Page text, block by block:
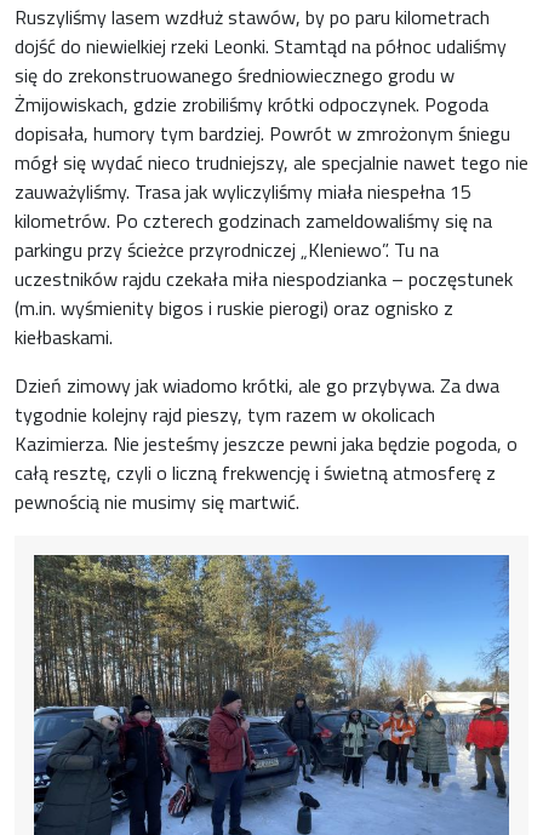
Ruszyliśmy lasem wzdłuż stawów, by po paru kilometrach
dojść do niewielkiej rzeki Leonki. Stamtąd na północ udaliśmy
się do zrekonstruowanego średniowiecznego grodu w
Żmijowiskach, gdzie zrobiliśmy krótki odpoczynek. Pogoda
dopisała, humory tym bardziej. Powrót w zmrożonym śniegu
mógł się wydać nieco trudniejszy, ale specjalnie nawet tego nie
zauważyliśmy. Trasa jak wyliczyliśmy miała niespełna 15
kilometrów. Po czterech godzinach zameldowaliśmy się na
parkingu przy ścieżce przyrodniczej „Kleniewo”. Tu na
uczestników rajdu czekała miła niespodzianka – poczęstunek
(m.in. wyśmienity bigos i ruskie pierogi) oraz ognisko z
kiełbaskami.
Dzień zimowy jak wiadomo krótki, ale go przybywa. Za dwa
tygodnie kolejny rajd pieszy, tym razem w okolicach
Kazimierza. Nie jesteśmy jeszcze pewni jaka będzie pogoda, o
całą resztę, czyli o liczną frekwencję i świetną atmosferę z
pewnością nie musimy się martwić.